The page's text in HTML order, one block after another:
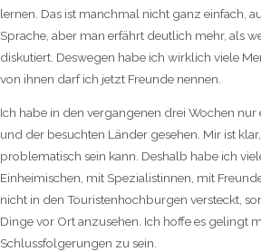
lernen. Das ist manchmal nicht ganz einfach,
Sprache, aber man erfährt deutlich mehr, als
diskutiert. Deswegen habe ich wirklich viele
von ihnen darf ich jetzt Freunde nennen.
Ich habe in den vergangenen drei Wochen
und der besuchten Länder gesehen. Mir ist
problematisch sein kann. Deshalb habe ich
Einheimischen, mit Spezialistinnen, mit
nicht in den Touristenhochburgen versteckt,
Dinge vor Ort anzusehen. Ich hoffe es gelingt
Schlussfolgerungen zu sein.